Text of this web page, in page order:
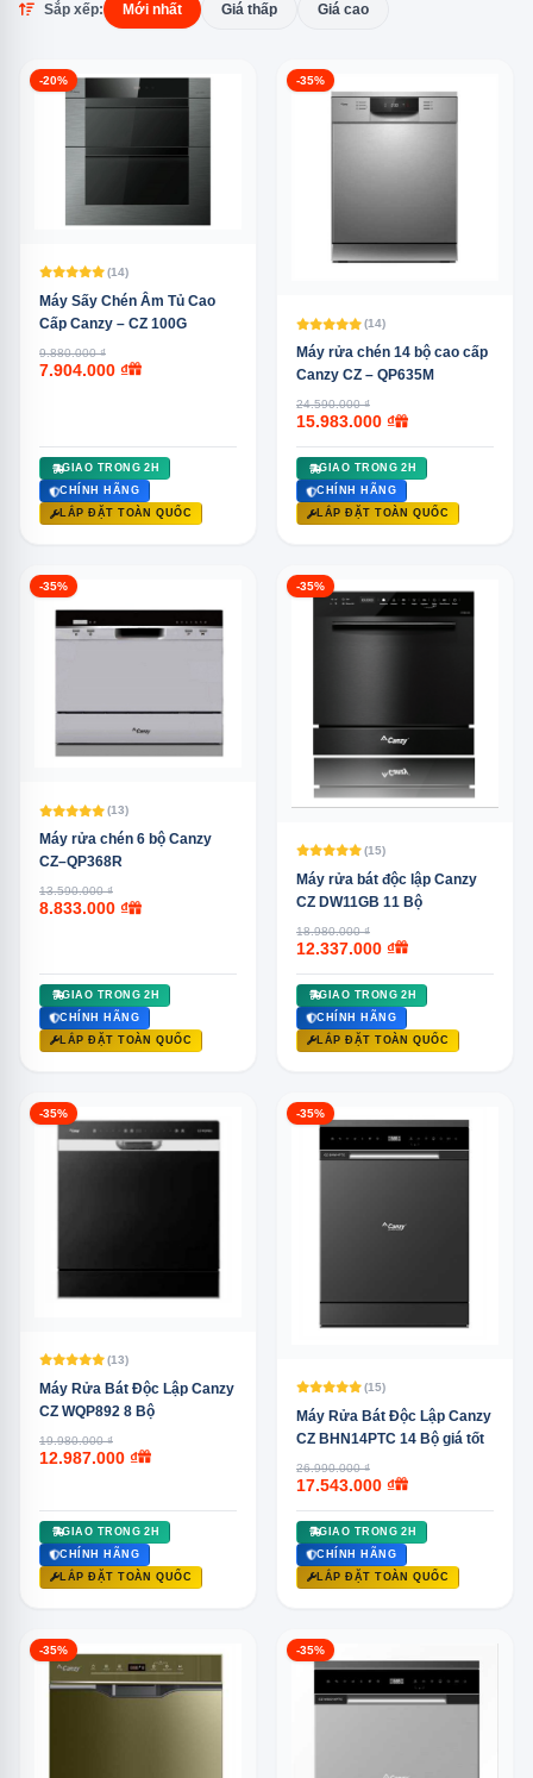
Sắp xếp: Mới nhất Giá thấp Giá cao
-20%
(14)
Máy Sấy Chén Âm Tủ Cao
Cấp Canzy – CZ 100G
9.880.000 ₫
7.904.000 ₫
GIAO TRONG 2H
CHÍNH HÃNG
LẮP ĐẶT TOÀN QUỐC
-35%
(14)
Máy rửa chén 14 bộ cao cấp
Canzy CZ – QP635M
24.590.000 ₫
15.983.000 ₫
GIAO TRONG 2H
CHÍNH HÃNG
LẮP ĐẶT TOÀN QUỐC
-35%
(13)
Máy rửa chén 6 bộ Canzy
CZ–QP368R
13.590.000 ₫
8.833.000 ₫
GIAO TRONG 2H
CHÍNH HÃNG
LẮP ĐẶT TOÀN QUỐC
-35%
(15)
Máy rửa bát độc lập Canzy
CZ DW11GB 11 Bộ
18.980.000 ₫
12.337.000 ₫
GIAO TRONG 2H
CHÍNH HÃNG
LẮP ĐẶT TOÀN QUỐC
-35%
(13)
Máy Rửa Bát Độc Lập Canzy
CZ WQP892 8 Bộ
19.980.000 ₫
12.987.000 ₫
GIAO TRONG 2H
CHÍNH HÃNG
LẮP ĐẶT TOÀN QUỐC
-35%
(15)
Máy Rửa Bát Độc Lập Canzy
CZ BHN14PTC 14 Bộ giá tốt
26.990.000 ₫
17.543.000 ₫
GIAO TRONG 2H
CHÍNH HÃNG
LẮP ĐẶT TOÀN QUỐC
-35% -35%